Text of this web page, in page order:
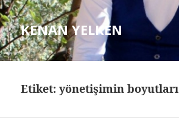
KENAN YELKEN
Etiket: yönetişimin boyutları